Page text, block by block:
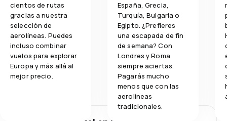
cientos de rutas
gracias a nuestra
selección de
aerolíneas. Puedes
incluso combinar
vuelos para explorar
Europa y más allá al
mejor precio.
España, Grecia,
Turquía, Bulgaria o
Egipto. ¿Prefieres
una escapada de fin
de semana? Con
Londres y Roma
siempre aciertas.
Pagarás mucho
menos que con las
aerolíneas
tradicionales.